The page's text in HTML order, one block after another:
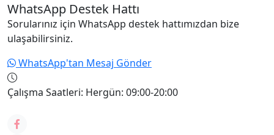
WhatsApp Destek Hattı
Sorularınız için WhatsApp destek hattımızdan bize
ulaşabilirsiniz.
WhatsApp'tan Mesaj Gönder
Çalışma Saatleri: Hergün: 09:00-20:00